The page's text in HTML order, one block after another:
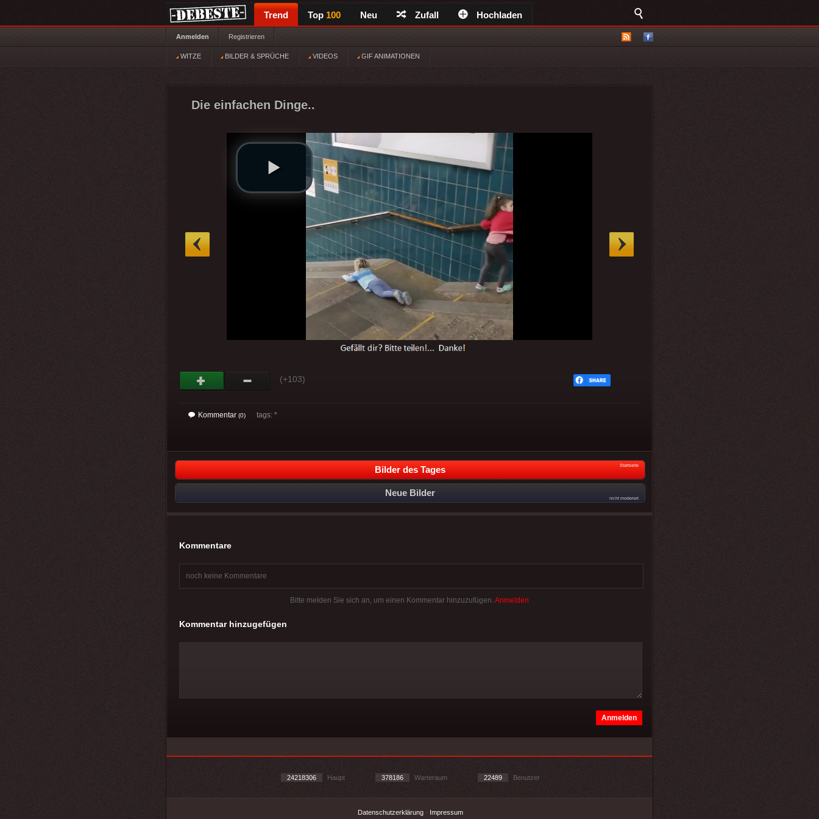
Trend Top 100 Neu Zufall Hochladen
Anmelden Registrieren
WITZE BILDER & SPRÜCHE VIDEOS GIF ANIMATIONEN
Die einfachen Dinge..
(+103)
Kommentar (0) tags: *
Bilder des Tages Startseite
Neue Bilder
nicht moderiert
Kommentare
noch keine Kommentare
Bitte melden Sie sich an, um einen Kommentar hinzuzufügen. Anmelden
Kommentar hinzugefügen
24218306 Haupt 378186 Warteraum 22489 Benutzer
Datenschutzerklärung- Impressum